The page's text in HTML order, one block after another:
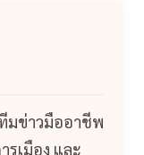
มข่าวมืออาชีพ
รเมือง และ